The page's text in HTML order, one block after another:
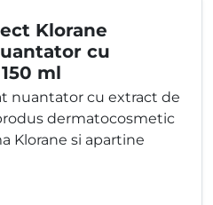
Klorane
cu
ml
nuantator cu extract de
dermatocosmetic
Klorane si apartine